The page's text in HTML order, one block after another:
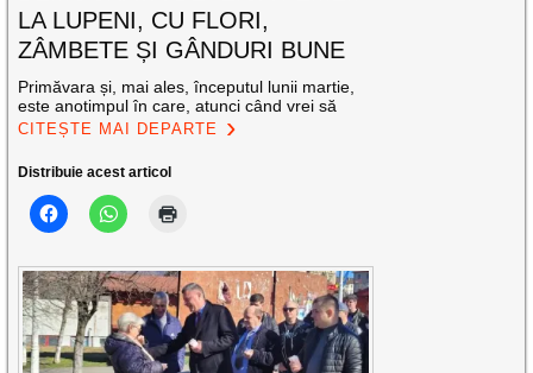
LA LUPENI, CU FLORI,
ZÂMBETE ȘI GÂNDURI BUNE
Primăvara și, mai ales, începutul lunii martie,
este anotimpul în care, atunci când vrei să
CITEȘTE MAI DEPARTE
Distribuie acest articol